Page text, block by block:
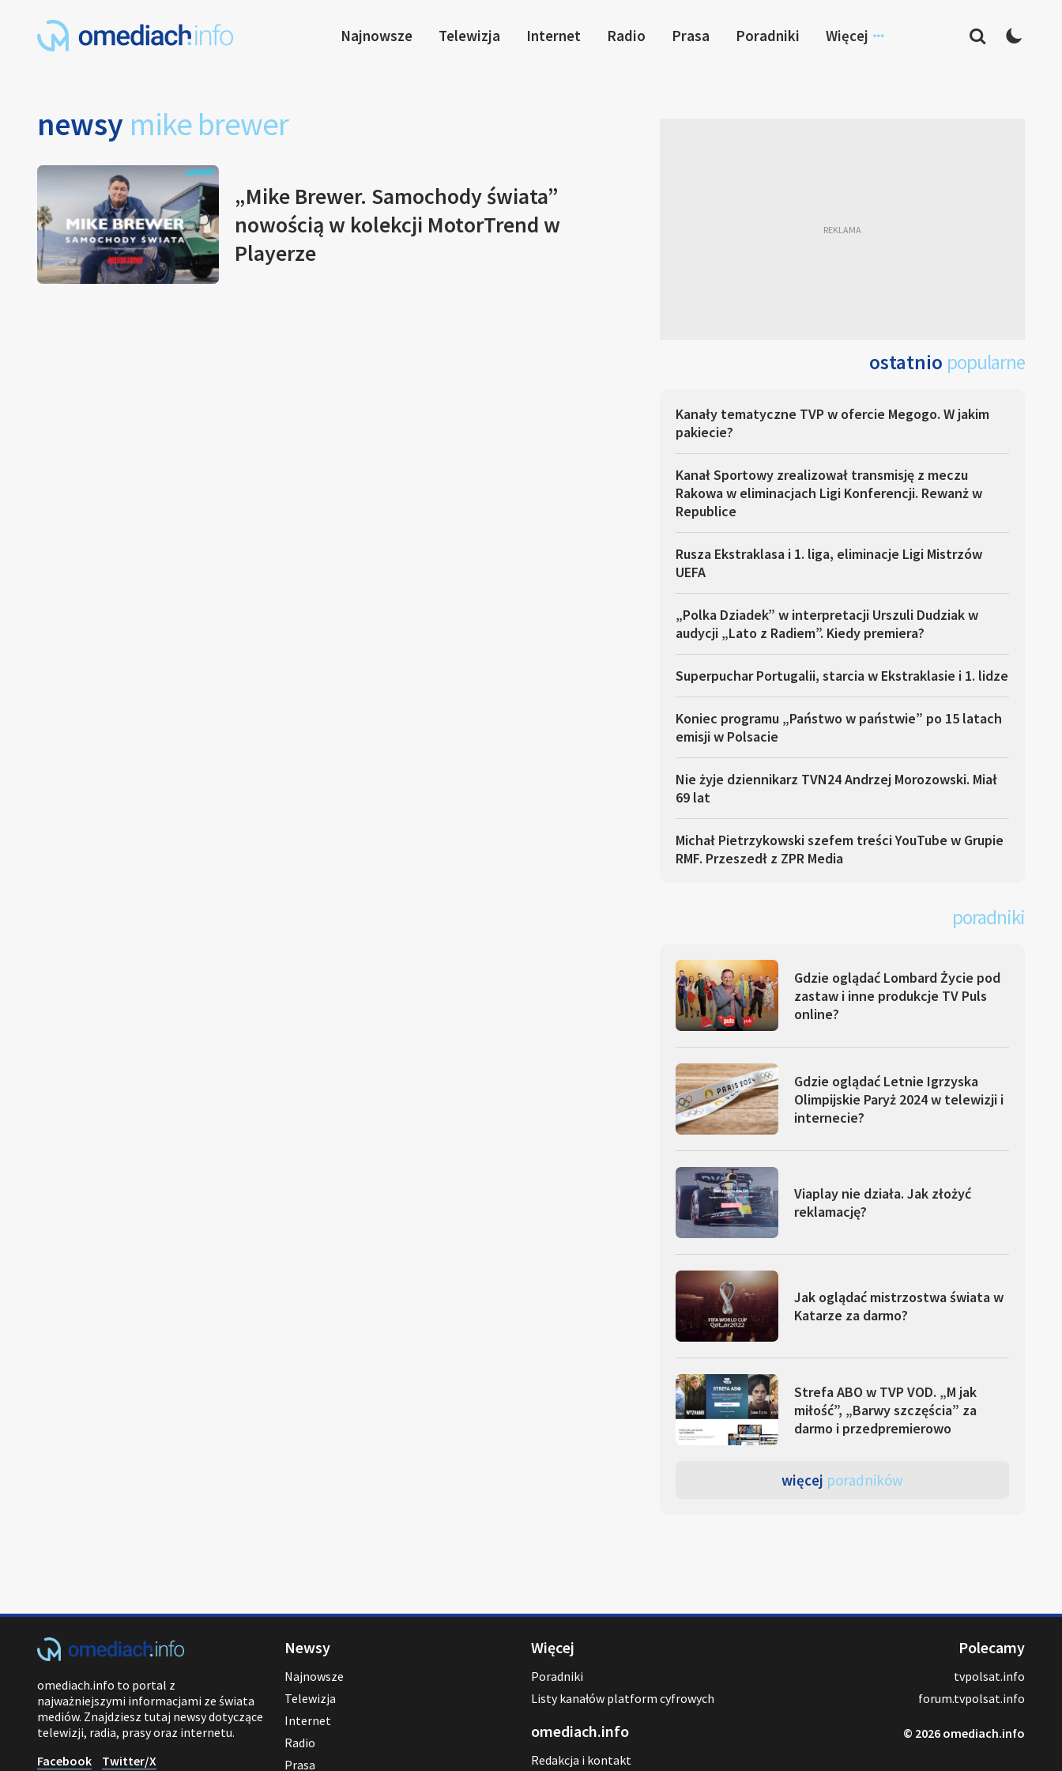
Najnowsze Telewizja Internet Radio Prasa Poradniki Więcej
newsy mike brewer
„Mike Brewer. Samochody świata”
nowością w kolekcji MotorTrend w
Playerze
ostatnio popularne
Kanały tematyczne TVP w ofercie Megogo. W jakim
pakiecie?
Kanał Sportowy zrealizował transmisję z meczu
Rakowa w eliminacjach Ligi Konferencji. Rewanż w
Republice
Rusza Ekstraklasa i 1. liga, eliminacje Ligi Mistrzów
UEFA
„Polka Dziadek” w interpretacji Urszuli Dudziak w
audycji „Lato z Radiem”. Kiedy premiera?
Superpuchar Portugalii, starcia w Ekstraklasie i 1. lidze
Koniec programu „Państwo w państwie” po 15 latach
emisji w Polsacie
Nie żyje dziennikarz TVN24 Andrzej Morozowski. Miał
69 lat
Michał Pietrzykowski szefem treści YouTube w Grupie
RMF. Przeszedł z ZPR Media
poradniki
Gdzie oglądać Lombard Życie pod
zastaw i inne produkcje TV Puls
online?
Gdzie oglądać Letnie Igrzyska
Olimpijskie Paryż 2024 w telewizji i
internecie?
Viaplay nie działa. Jak złożyć
reklamację?
Jak oglądać mistrzostwa świata w
Katarze za darmo?
Strefa ABO w TVP VOD. „M jak
miłość”, „Barwy szczęścia” za
darmo i przedpremierowo
więcej poradników
omediach.info to portal z
najważniejszymi informacjami ze świata
mediów. Znajdziesz tutaj newsy dotyczące
telewizji, radia, prasy oraz internetu.
Facebook
Twitter/X
Newsy
Najnowsze
Telewizja
Internet
Radio
Prasa
Więcej
Poradniki
Listy kanałów platform cyfrowych
omediach.info
Redakcja i kontakt
Polecamy
tvpolsat.info
forum.tvpolsat.info
© 2026 omediach.info